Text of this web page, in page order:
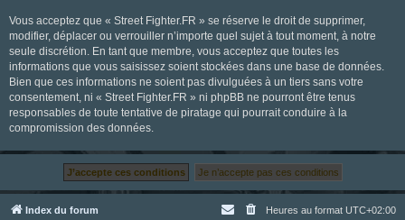
Vous acceptez que « Street Fighter.FR » se réserve le droit de supprimer,
modifier, déplacer ou verrouiller n’importe quel sujet à tout moment, à notre
seule discrétion. En tant que membre, vous acceptez que toutes les
informations que vous saisissez soient stockées dans une base de données.
Bien que ces informations ne soient pas divulguées à un tiers sans votre
consentement, ni « Street Fighter.FR » ni phpBB ne pourront être tenus
responsables de toute tentative de piratage qui pourrait conduire à la
compromission des données.
Index du forum Heures au format UTC+02:00